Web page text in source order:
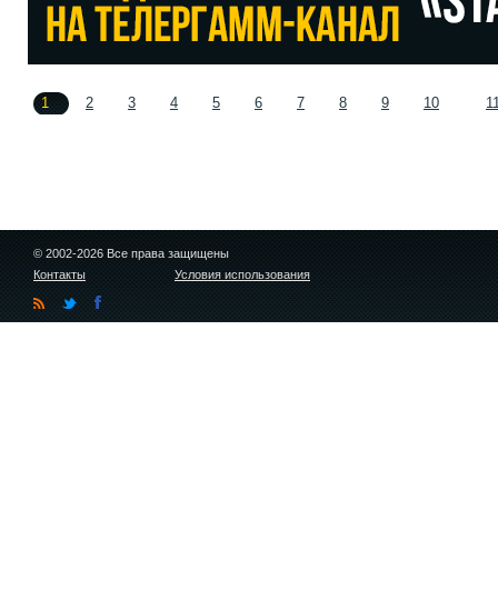
1 2 3 4 5 6 7 8 9 10
© 2002-2026 Все права защищены
Контакты
Условия использования